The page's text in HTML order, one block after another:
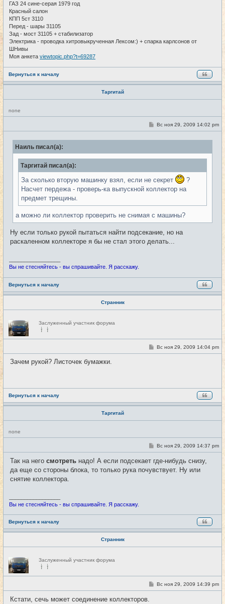
ГАЗ 24 сине-серая 1979 год
Красный салон
КПП 5ст 3110
Перед - шары 31105
Зад - мост 31105 + стабилизатор
Электрика - проводка хитровыкрученная Лексом:) + спарка карлсонов от
ШНивы
Моя анкета viewtopic.php?t=69287
Вернуться к началу
Таргитай
Н
е
none
#11
С
о
е
н
е
Вс ноя 29, 2009 14:02 pm
Наиль писал(а):
Таргитай писал(а):
За сколько вторую машинку взял, если не секрет
?
Насчет пердежа - проверь-ка выпускной коллектор на
предмет трещины.
а можно ли коллектор проверить не снимая с машины?
Ну если только рукой пытаться найти подсекание, но на
раскаленном коллекторе я бы не стал этого делать...
Вы не стесняйтесь - вы спрашивайте. Я расскажу.
Вернуться к началу
Странник
е
в
с
и
Заслуженный участник форума
#12
С
о
и
Вс ноя 29, 2009 14:04 pm
Зачем рукой? Листочек бумажки.
Вернуться к началу
Таргитай
Н
е
none
#13
С
о
б
щ
Вс ноя 29, 2009 14:37 pm
Так на него смотреть надо! А если подсекает где-нибудь снизу,
да еще со стороны блока, то только рука почувствует. Ну или
снятие коллектора.
Вы не стесняйтесь - вы спрашивайте. Я расскажу.
Вернуться к началу
Странник
е
в
с
Заслуженный участник форума
#14
С
о
Вс ноя 29, 2009 14:39 pm
Кстати, сечь может соединение коллекторов.